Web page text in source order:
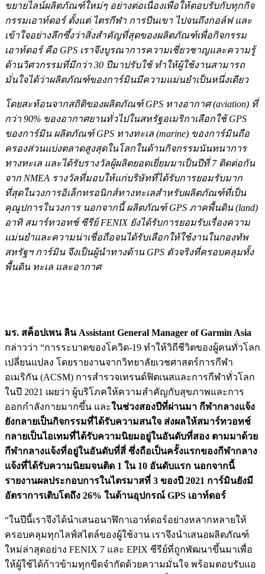
ขยายไลน์ผลิตภัณฑ์ใหม่ๆ อย่างต่อเนื่องเพื่อให้ตอบรับกับทุกกิจ
กรรมเอาท์ดอร์ ตั้งแต่ ไตรกีฬา การปีนเขา ไปจนถึงกอล์ฟ และ
เข้าใจอย่างลึกซึ้งว่าสิ่งสำคัญที่สุดของผลิตภัณฑ์เพื่อกิจกรรม
เอาท์ดอร์ คือ GPS เราจึงบูรณาการความเชี่ยวชาญและความรู้
ด้านวิศวกรรมที่มีกว่า 30 ปีมาปรับใช้ ทำให้ผู้ใช้งานสามารถ
มั่นใจได้ว่าผลิตภัณฑ์ของการ์มินมีความแม่นยำเป็นหนึ่งเดียว
โดยสะท้อนจากสถิติของผลิตภัณฑ์ GPS ทางอากาศ (aviation) ที่
กว่า 90% ของอากาศยานทั่วไปในสหรัฐอเมริกาเลือกใช้ GPS
ของการ์มิน ผลิตภัณฑ์ GPS ทางทะเล (marine) ของการ์มินถือ
ครองส่วนแบ่งตลาดสูงสุดในโลกในด้านกิจกรรมนันทนาการ
ทางทะเล และได้รับรางวัลผู้ผลิตยอดเยี่ยมมาเป็นปีที่ 7 ติดต่อกัน
จาก NMEA รางวัลที่มอบให้แก่บริษัทที่ได้รับการยอมรับมาก
ที่สุดในวงการอิเล็กทรอนิกส์ทางทะเลสำหรับผลิตภัณฑ์ที่เป็น
คุณูปการในวงการ นอกจากนี้ ผลิตภัณฑ์ GPS ภาคพื้นดิน (land)
อาทิ สมาร์ทวอทช์ ซีรีย์ FENIX ยังได้รับการยอมรับเรื่องความ
แม่นยำและความน่าเชื่อถือจนได้รับเลือกให้ใช้งานในกองทัพ
สหรัฐฯ การ์มิน จึงเป็นผู้นำทางด้าน GPS ตัวจริงที่ครอบคลุมทั้ง
พื้นดิน ทะเล และอากาศ
มร. สค็อปเพน ลิน Assistant General Manager of Garmin Asia
กล่าวว่า “การระบาดของโควิด-19 ทำให้วิถีชีวิตของผู้คนทั่วโลก
เปลี่ยนแปลง โดยรายงานจากวิทยาลัยเวชศาสตร์การกีฬา
อเมริกัน (ACSM) การสำรวจเทรนด์ฟิตเนสและการกีฬาทั่วโลก
ในปี 2021 เผยว่า ผู้บริโภคให้ความสำคัญกับสุขภาพและการ
ออกกำลังกายมากขึ้น และในช่วงสองปีที่ผ่านมา กีฬากลางแจ้ง
ยังกลายเป็นกิจกรรมที่ได้รับความสนใจ ส่งผลให้สมาร์ทวอทช์
กลายเป็นไอเทมที่ได้รับความนิยมอยู่ในอันดับที่สอง ตามมาด้วย
กีฬากลางแจ้งที่อยู่ในอันดับที่สี่ ซึ่งถือเป็นครั้งแรกของกีฬากลาง
แจ้งที่ได้รับความนิยมจนติด 1 ใน 10 อันดับแรก นอกจากนี้
รายงานผลประกอบการในไตรมาสที่ 3 ของปี 2021 การ์มินยังมี
อัตราการเติบโตถึง 26% ในด้านอุปกรณ์ GPS เอาท์ดอร์
“ในปีนี้เราจึงได้นำเสนอนาฬิกาเอาท์ดอร์อย่างหลากหลายให้
ครอบคลุมทุกไลฟ์สไตล์ของผู้ใช้งาน เราจึงนำเสนอผลิตภัณฑ์
ใหม่ล่าสุดอย่าง FENIX 7 และ EPIX ซีรีย์ที่ถูกพัฒนาขึ้นมาเพื่อ
ให้ผู้ใช้ได้ก้าวข้ามทุกขีดจำกัดด้วยความมั่นใจ พร้อมตอบรับแอ